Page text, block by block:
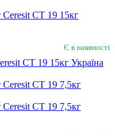
Ceresit СТ17
Є в наявності
CT 19 15кг Україна